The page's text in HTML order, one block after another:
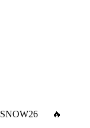
SNOW26 🔥